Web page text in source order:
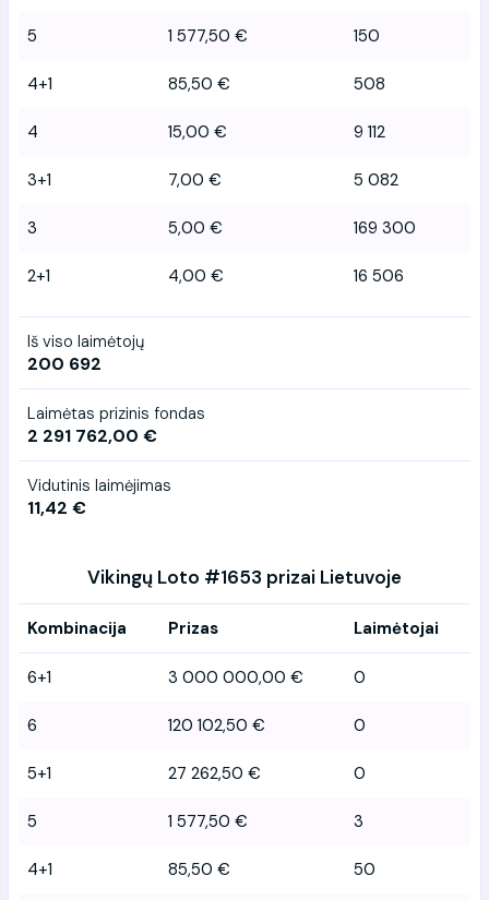
5 1 577,50 € 150
4+1 85,50 € 508
4 15,00 € 9 112
3+1 7,00 € 5 082
3 5,00 € 169 300
2+1 4,00 € 16 506
Iš viso laimėtojų
200 692
Laimėtas prizinis fondas
2 291 762,00 €
Vidutinis laimėjimas
11,42 €
Vikingų Loto #1653 prizai Lietuvoje
Kombinacija Prizas Laimėtojai
6+1 3 000 000,00 € 0
6 120 102,50 € 0
5+1 27 262,50 € 0
5 1 577,50 € 3
4+1 85,50 € 50